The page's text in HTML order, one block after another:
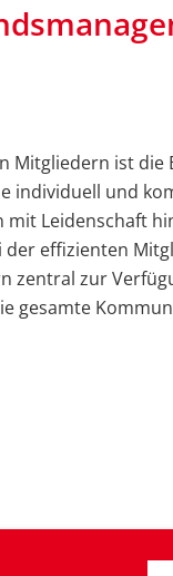
Mitgliedern ist die
individuell und
mit Leidenschaft
effizienten
zentral zur
gesamte